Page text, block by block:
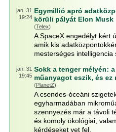
jan. 31
19:24
Egymillió apró
körüli pályát Elon Musk
(Telex)
A SpaceX engedélyt kért
amik kis
mesterséges intelligencia
jan. 31
19:45
Sokk a tenger mélyén:
műanyagot eszik, és ez
(PlanetZ)
A csendes-óceáni
egyharmadában
szennyezés már a távoli
és komoly ökológiai,
kérdéseket vet fel.